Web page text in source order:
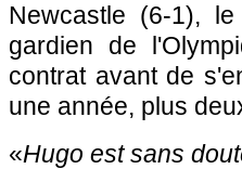
Newcastle (6-1),
gardien de
contrat avant de
une année, plus
«Hugo est sans